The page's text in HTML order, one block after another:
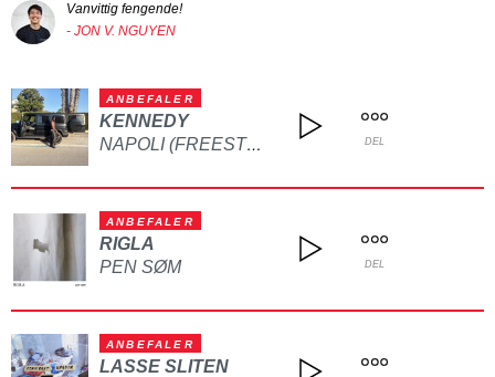
Vanvittig fengende!
- JON V. NGUYEN
ANBEFALER
KENNEDY
NAPOLI (FREESTYLE) DEL
ANBEFALER
RIGLA
PEN SØM
DEL
ANBEFALER
LASSE SLITEN